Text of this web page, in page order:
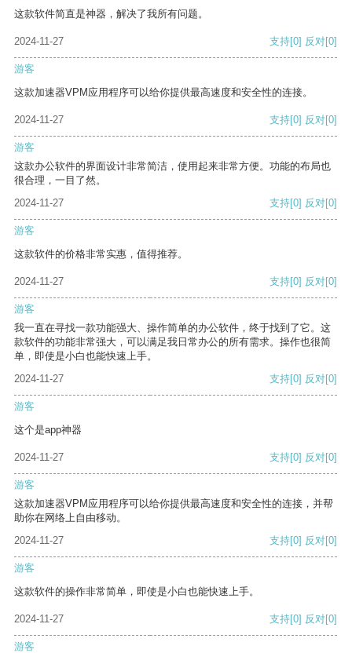
这款软件简直是神器，解决了我所有问题。
2024-11-27 支持[0] 反对[0]
游客
这款加速器VPM应用程序可以给你提供最高速度和安全性的连接。
2024-11-27 支持[0] 反对[0]
游客
这款办公软件的界面设计非常简洁，使用起来非常方便。功能的布局也
很合理，一目了然。
2024-11-27
支持[0] 反对[0]
游客
这款软件的价格非常实惠，值得推荐。
2024-11-27 支持[0] 反对[0]
游客
我一直在寻找一款功能强大、操作简单的办公软件，终于找到了它。这
款软件的功能非常强大，可以满足我日常办公的所有需求。操作也很简
单，即使是小白也能快速上手。
2024-11-27
支持[0] 反对[0]
游客
这个是app神器
2024-11-27 支持[0] 反对[0]
游客
这款加速器VPM应用程序可以给你提供最高速度和安全性的连接，并帮
助你在网络上自由移动。
2024-11-27
支持[0] 反对[0]
游客
这款软件的操作非常简单，即使是小白也能快速上手。
2024-11-27 支持[0] 反对[0]
游客